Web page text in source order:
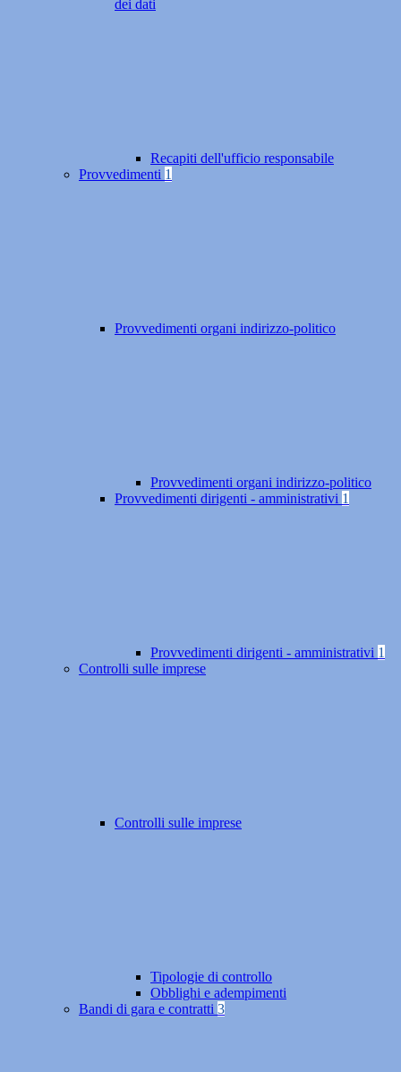
dei dati
Recapiti dell'ufficio responsabile
Provvedimenti 1
Provvedimenti organi indirizzo-politico
Provvedimenti organi indirizzo-politico
Provvedimenti dirigenti - amministrativi 1
Provvedimenti dirigenti - amministrativi 1
Controlli sulle imprese
Controlli sulle imprese
Tipologie di controllo
Obblighi e adempimenti
Bandi di gara e contratti 3